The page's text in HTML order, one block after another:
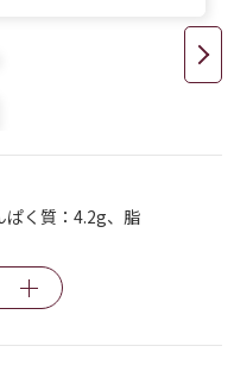
ぱく質：4.2g、脂